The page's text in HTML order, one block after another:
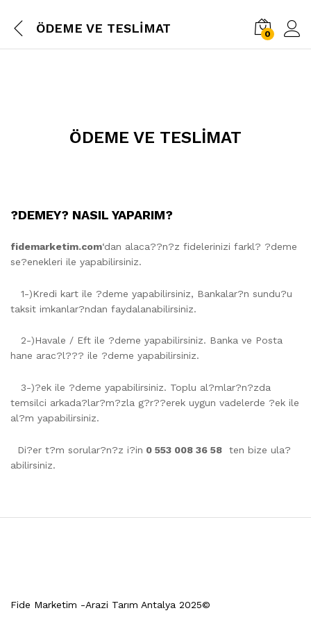
ÖDEME VE TESLİMAT 0
ÖDEME VE TESLİMAT
?DEMEY? NASIL YAPARIM?
fidemarketim.com‘dan alaca??n?z fidelerinizi farkl? ?deme
se?enekleri ile yapabilirsiniz.
1-)Kredi kart ile ?deme yapabilirsiniz, Bankalar?n sundu?u
taksit imkanlar?ndan faydalanabilirsiniz.
2-)Havale / Eft ile ?deme yapabilirsiniz. Banka ve Posta
hane arac?l??? ile ?deme yapabilirsiniz.
3-)?ek ile ?deme yapabilirsiniz. Toplu al?mlar?n?zda
temsilci arkada?lar?m?zla g?r??erek uygun vadelerde ?ek ile
al?m yapabilirsiniz.
Di?er t?m sorular?n?z i?in 0 553 008 36 58 ten bize ula?
abilirsiniz.
Fide Marketim -Arazi Tarım Antalya 2025©